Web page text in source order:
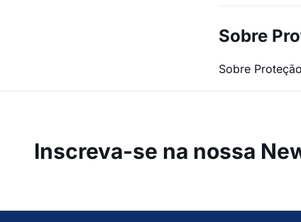
Sobre
Sobre
Inscreva-se na nossa